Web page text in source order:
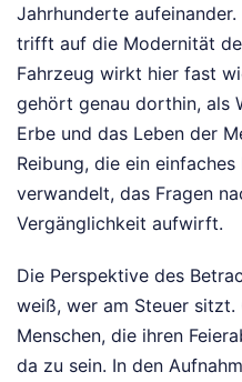
Jahrhunderte
trifft auf die Modernität
Fahrzeug wirkt hier fast
gehört genau dorthin, als
Erbe und das Leben der
Reibung, die ein
verwandelt, das Fragen
Vergänglichkeit aufwirft.
Die Perspektive des
weiß, wer am Steuer sitzt.
Menschen, die ihren
da zu sein. In den